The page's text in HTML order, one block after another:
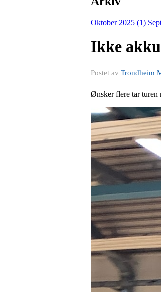
Oktober 2025 (1)
Ikke
Postet av Trondheim
Ønsker flere tar turen